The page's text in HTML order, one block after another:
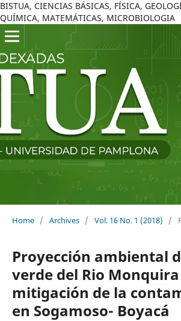
BISTUA, CIENCIAS BÁSICAS, FÍSICA,
QUÍMICA, MATEMÁTICAS, MICROBIOLOGIA
Home / Archives / Vol. 16 No. 1 (2018) /
Proyección ambiental
verde del Rio
mitigación de la
en Sogamoso- Boyacá